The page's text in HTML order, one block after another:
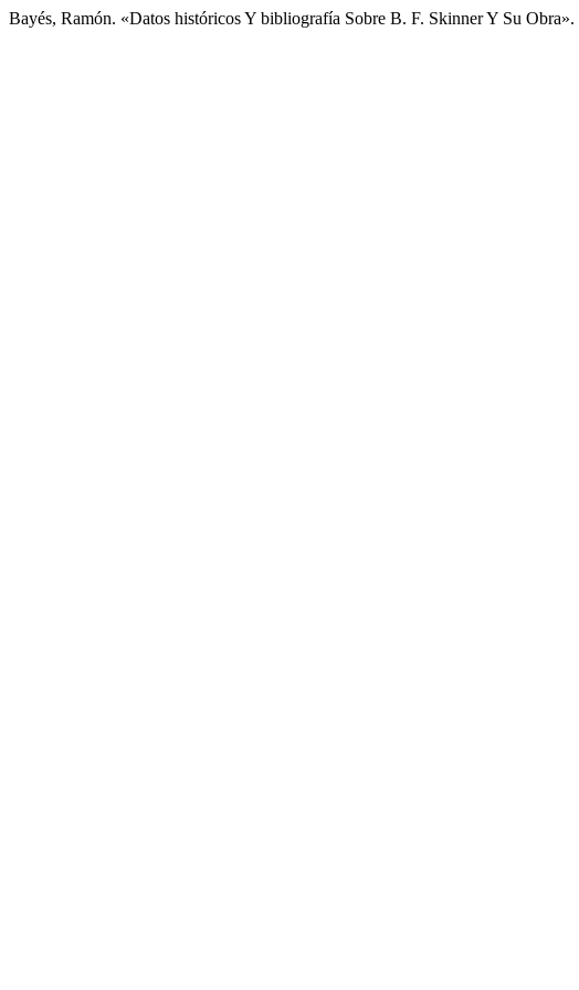
Bayés, Ramón. «Datos históricos Y bibliografía Sobre B. F. Skinner Y Su Obra».